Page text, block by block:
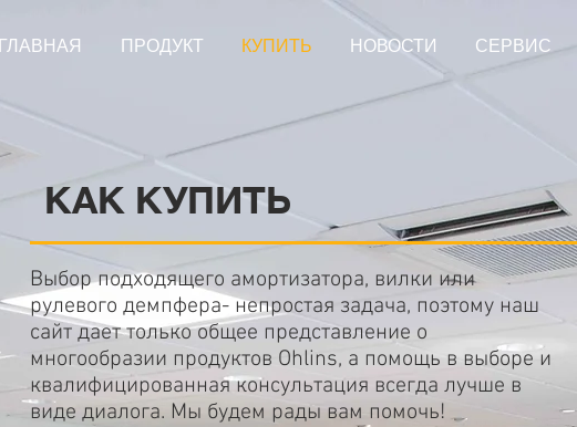
ГЛАВНАЯ ПРОДУКТ КУПИТЬ НОВОСТИ СЕРВИС
КАК КУПИТЬ
Выбор подходящего амортизатора, вилки или
рулевого демпфера- непростая задача, поэтому наш
сайт дает только общее представление о
многообразии продуктов Ohlins, а помощь в выборе и
квалифицированная консультация всегда лучше в
виде диалога. Мы будем рады вам помочь!